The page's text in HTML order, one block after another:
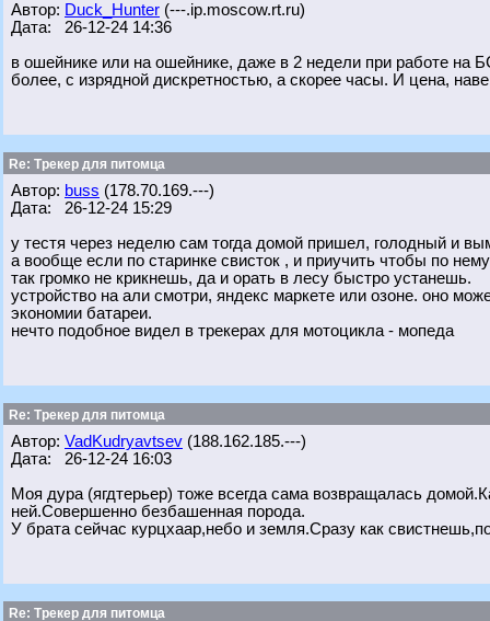
Автор: Duck_Hunter (---.ip.moscow.rt.ru)
Дата: 26-12-24 14:36
в ошейнике или на ошейнике, даже в 2 недели при работе на
более, с изрядной дискретностью, а скорее часы. И цена,
Re: Трекер для питомца
Автор: buss (178.70.169.---)
Дата: 26-12-24 15:29
у тестя через неделю сам тогда домой пришел, голодный и
а вообще если по старинке свисток , и приучить чтобы по
так громко не крикнешь, да и орать в лесу быстро устанешь.
устройство на али смотри, яндекс маркете или озоне. оно
экономии батареи.
нечто подобное видел в трекерах для мотоцикла - мопеда
Re: Трекер для питомца
Автор: VadKudryavtsev (188.162.185.---)
Дата: 26-12-24 16:03
Моя дура (ягдтерьер) тоже всегда сама возвращалась
ней.Совершенно безбашенная порода.
У брата сейчас курцхаар,небо и земля.Сразу как
Re: Трекер для питомца